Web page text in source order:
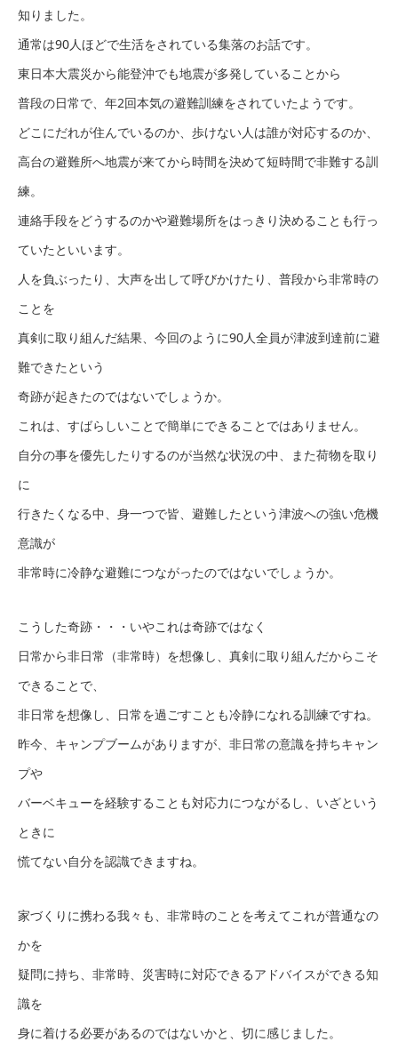
知りました。
通常は90人ほどで生活をされている集落のお話です。
東日本大震災から能登沖でも地震が多発していることから
普段の日常で、年2回本気の避難訓練をされていたようです。
どこにだれが住んでいるのか、歩けない人は誰が対応するのか、
高台の避難所へ地震が来てから時間を決めて短時間で非難する訓
練。
連絡手段をどうするのかや避難場所をはっきり決めることも行っ
ていたといいます。
人を負ぶったり、大声を出して呼びかけたり、普段から非常時の
ことを
真剣に取り組んだ結果、今回のように90人全員が津波到達前に避
難できたという
奇跡が起きたのではないでしょうか。
これは、すばらしいことで簡単にできることではありません。
自分の事を優先したりするのが当然な状況の中、また荷物を取り
に
行きたくなる中、身一つで皆、避難したという津波への強い危機
意識が
非常時に冷静な避難につながったのではないでしょうか。
こうした奇跡・・・いやこれは奇跡ではなく
日常から非日常（非常時）を想像し、真剣に取り組んだからこそ
できることで、
非日常を想像し、日常を過ごすことも冷静になれる訓練ですね。
昨今、キャンプブームがありますが、非日常の意識を持ちキャン
プや
バーベキューを経験することも対応力につながるし、いざという
ときに
慌てない自分を認識できますね。
家づくりに携わる我々も、非常時のことを考えてこれが普通なの
かを
疑問に持ち、非常時、災害時に対応できるアドバイスができる知
識を
身に着ける必要があるのではないかと、切に感じました。